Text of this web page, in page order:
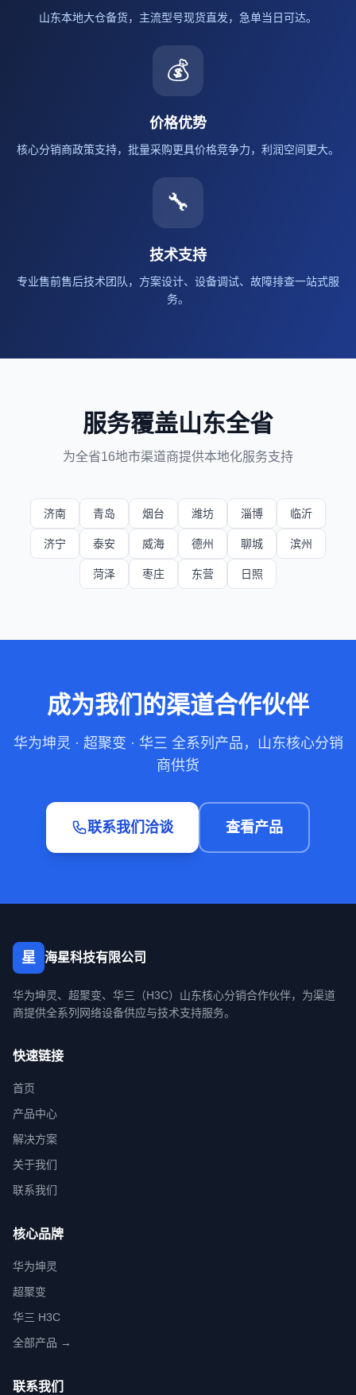
山东本地大仓备货，主流型号现货直发，急单当日可达。
💰
价格优势
核心分销商政策支持，批量采购更具价格竞争力，利润空间更大。
🔧
技术支持
专业售前售后技术团队，方案设计、设备调试、故障排查一站式服
务。
服务覆盖山东全省
为全省16地市渠道商提供本地化服务支持
济南 青岛 烟台 潍坊 淄博 临沂
济宁 泰安 威海 德州 聊城 滨州
菏泽 枣庄 东营 日照
成为我们的渠道合作伙伴
华为坤灵 · 超聚变 · 华三 全系列产品，山东核心分销
商供货
联系我们洽谈 查看产品
星 海星科技有限公司
华为坤灵、超聚变、华三（H3C）山东核心分销合作伙伴，为渠道
商提供全系列网络设备供应与技术支持服务。
快速链接
首页
产品中心
解决方案
关于我们
联系我们
核心品牌
华为坤灵
超聚变
华三 H3C
全部产品 →
联系我们